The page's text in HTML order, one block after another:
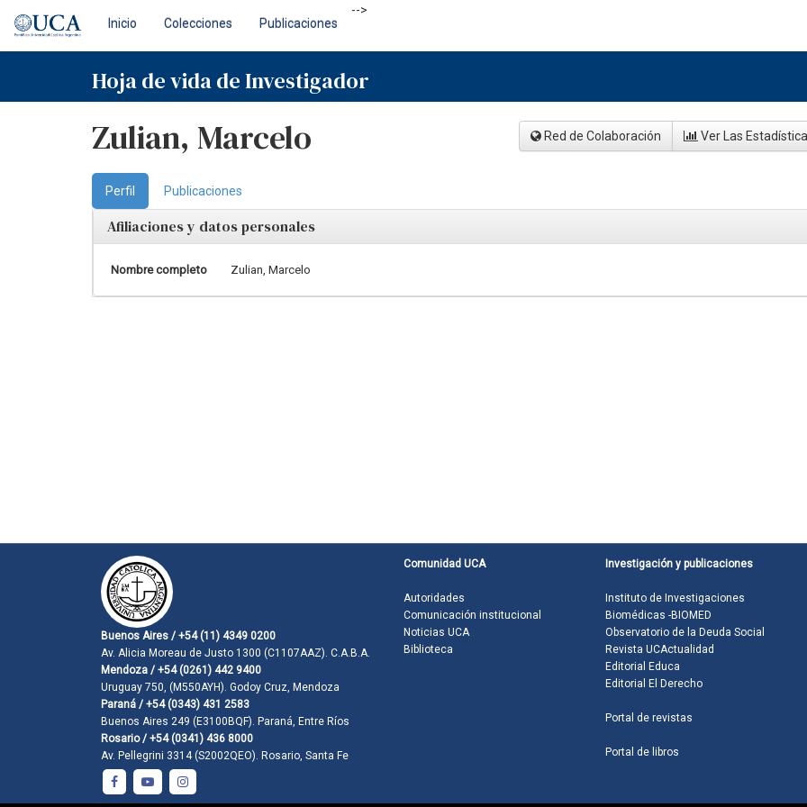
navigation
Inicio Colecciones Publicaciones
-->
Hoja de vida de Investigador
Zulian, Marcelo Red de Colaboración Ver Las
Perfil Publicaciones
Afiliaciones y datos personales
Nombre completo Zulian, Marcelo
Buenos Aires / +54 (11) 4349 0200
Av. Alicia Moreau de Justo 1300 (C1107AAZ). C.A.B.A.
Mendoza / +54 (0261) 442 9400
Uruguay 750, (M550AYH). Godoy Cruz, Mendoza
Paraná / +54 (0343) 431 2583
Buenos Aires 249 (E3100BQF). Paraná, Entre Ríos
Rosario / +54 (0341) 436 8000
Av. Pellegrini 3314 (S2002QEO). Rosario, Santa Fe
Comunidad UCA
Autoridades
Comunicación institucional
Noticias UCA
Biblioteca
Investigación y publicaciones
Instituto de Investigaciones
Biomédicas -BIOMED
Observatorio de la Deuda Social
Revista UCActualidad
Editorial Educa
Editorial El Derecho
Portal de revistas
Portal de libros